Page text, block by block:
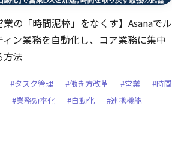
業の「時間泥棒」をなくす】Asanaでル
ィン業務を自動化し、コア業務に集中
方法
#タスク管理 #働き方改革 #営業
#時間
#業務効率化 #自動化 #連携機能